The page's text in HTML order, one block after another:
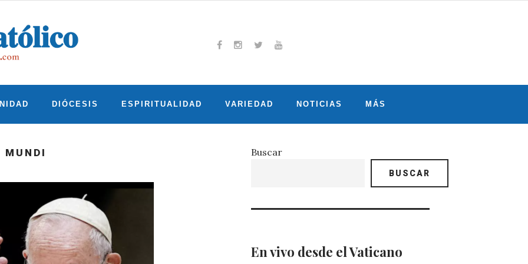
DIÓCESIS ESPIRITUALIDAD VARIEDAD NOTICIAS MÁS
Buscar
BUSCAR
En vivo desde el Vaticano